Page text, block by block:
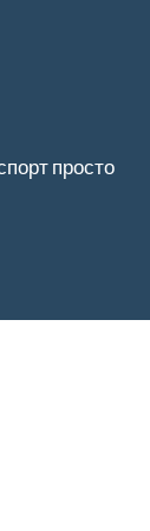
просто